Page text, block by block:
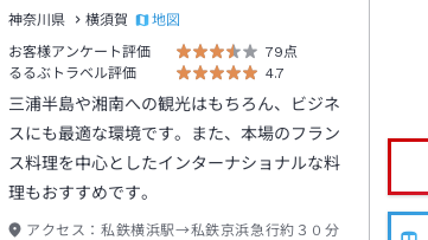
神奈川県 横須賀
地図
お客様アンケート評価
79点
るるぶトラベル評価
4.7
三浦半島や湘南への観光はもちろん、ビジネ
スにも最適な環境です。また、本場のフラン
ス料理を中心としたインターナショナルな料
理もおすすめです。
アクセス： 私鉄横浜駅→私鉄京浜急行約３０分